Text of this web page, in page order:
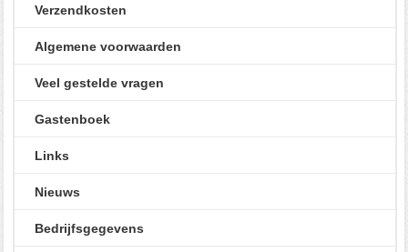
Verzendkosten
Algemene voorwaarden
Veel gestelde vragen
Gastenboek
Links
Nieuws
Bedrijfsgegevens